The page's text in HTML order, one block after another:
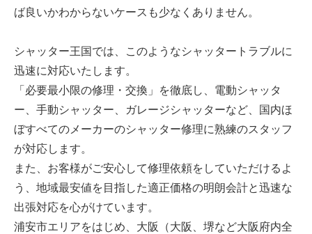
ば良いかわからないケースも少なくありません。
シャッター王国では、このようなシャッタートラブルに
迅速に対応いたします。
「必要最小限の修理・交換」を徹底し、電動シャッタ
ー、手動シャッター、ガレージシャッターなど、国内ほ
ぼすべてのメーカーのシャッター修理に熟練のスタッフ
が対応します。
また、お客様がご安心して修理依頼をしていただけるよ
う、地域最安値を目指した適正価格の明朗会計と迅速な
出張対応を心がけています。
浦安市エリアをはじめ、大阪（大阪、堺など大阪府内全